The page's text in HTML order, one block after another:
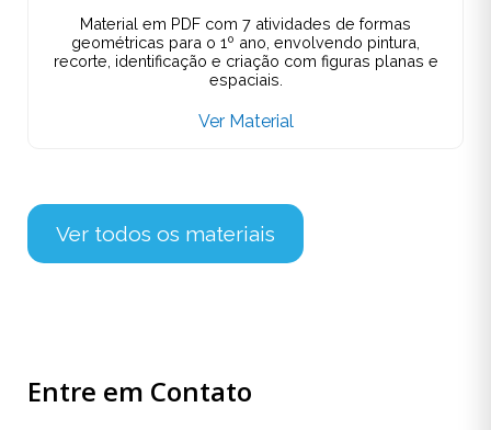
Material em PDF com 7 atividades de formas
geométricas para o 1º ano, envolvendo pintura,
recorte, identificação e criação com figuras planas e
espaciais.
Ver Material
Ver todos os materiais
Entre em Contato